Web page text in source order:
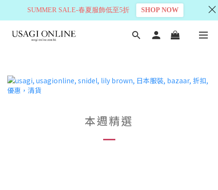
本週精選
SUMMER SALE-春夏服飾低至5折 SHOP NOW